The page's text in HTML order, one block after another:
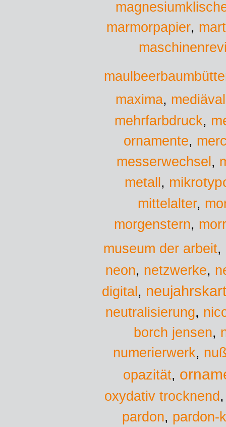
marmorpapier,
maxima,
mehrfarbdruck,
ornamente,
messerwechsel ,
metall ,
mittelalter,
morgenstern,
museum der arbeit,
neon, netzwerke,
digital ,
neutralisierung,
borch jensen,
numerierwerk,
opazität,
oxydativ trocknend
pardon, pardon-